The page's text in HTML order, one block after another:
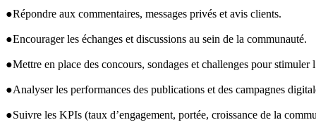
●Répondre aux commentaires, messages privés et avis clients.
●Encourager les échanges et discussions au sein de la communauté.
●Mettre en place des concours, sondages et challenges pour stimuler
●Analyser les performances des publications et des campagnes
●Suivre les KPIs (taux d’engagement, portée, croissance de la